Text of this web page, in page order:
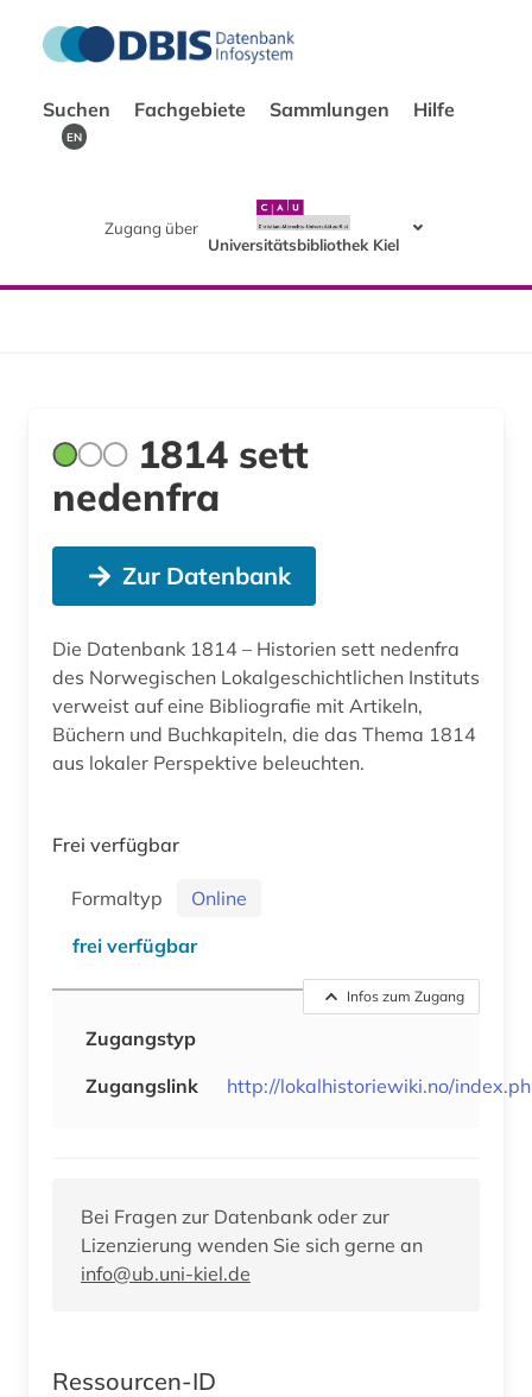
Suchen Fachgebiete Sammlungen Hilfe
EN
Zugang über
Universitätsbibliothek Kiel
1814 sett
nedenfra
Zur Datenbank
Die Datenbank 1814 – Historien sett nedenfra
des Norwegischen Lokalgeschichtlichen Instituts
verweist auf eine Bibliografie mit Artikeln,
Büchern und Buchkapiteln, die das Thema 1814
aus lokaler Perspektive beleuchten.
Frei verfügbar
Formaltyp
Online
frei verfügbar
Infos zum Zugang
Zugangstyp
Zugangslink
http://lokalhistoriewiki.no/
Bei Fragen zur Datenbank oder zur
Lizenzierung wenden Sie sich gerne an
info@ub.uni-kiel.de
Ressourcen-ID